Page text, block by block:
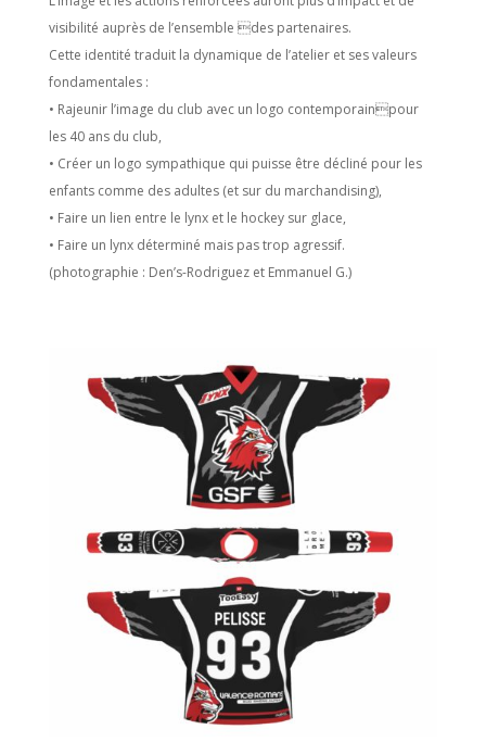
visibilité auprès de l’ensemble des partenaires.
Cette identité traduit la dynamique de l’atelier et ses valeurs
fondamentales :
• Rajeunir l’image du club avec un logo contemporainpour
les 40 ans du club,
• Créer un logo sympathique qui puisse être décliné pour les
enfants comme des adultes (et sur du marchandising),
• Faire un lien entre le lynx et le hockey sur glace,
• Faire un lynx déterminé mais pas trop agressif.
(photographie : Den’s-Rodriguez et Emmanuel G.)